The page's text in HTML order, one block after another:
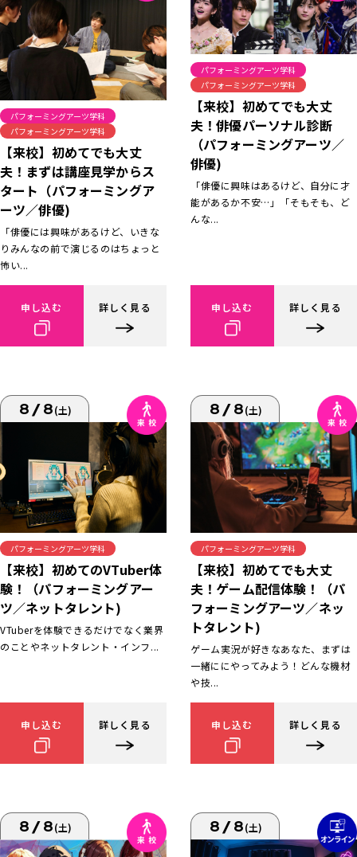
パフォーミングアーツ学科
パフォーミングアーツ学科
【来校】初めてでも大丈
夫！まずは講座見学からス
タート（パフォーミングア
ーツ／俳優)
「俳優には興味があるけど、いきな
りみんなの前で演じるのはちょっと
怖い...
申し込む 詳しく見る
パフォーミングアーツ学科
パフォーミングアーツ学科
【来校】初めてでも大丈
夫！俳優パーソナル診断
（パフォーミングアーツ／
俳優)
「俳優に興味はあるけど、自分に才
能があるか不安…」「そもそも、ど
んな...
申し込む 詳しく見る
8/8(土)
パフォーミングアーツ学科
【来校】初めてのVTuber体
験！（パフォーミングアー
ツ／ネットタレント)
VTuberを体験できるだけでなく業界
のことやネットタレント・インフ...
申し込む 詳しく見る
8/8(土)
パフォーミングアーツ学科
【来校】初めてでも大丈
夫！ゲーム配信体験！（パ
フォーミングアーツ／ネッ
トタレント)
ゲーム実況が好きなあなた、まずは
一緒ににやってみよう！どんな機材
や技...
申し込む 詳しく見る
8/8(土) 8/8(土)